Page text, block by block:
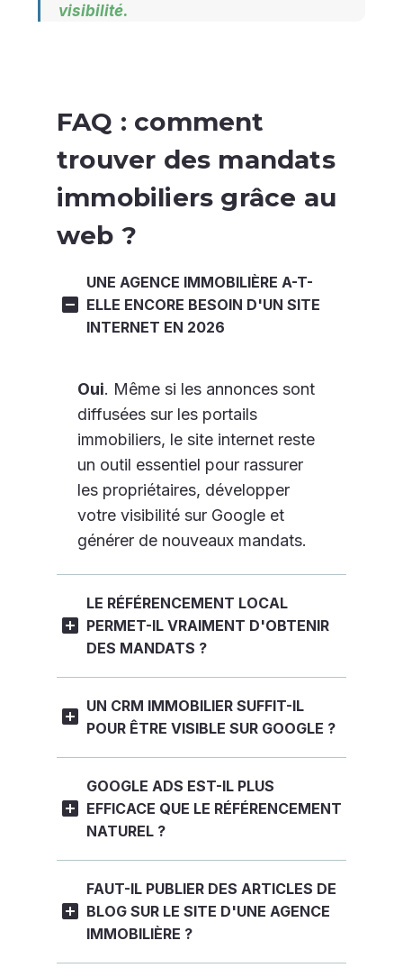
visibilité.
FAQ : comment
trouver des mandats
immobiliers grâce au
web ?
UNE AGENCE IMMOBILIÈRE A-T-
ELLE ENCORE BESOIN D'UN SITE
INTERNET EN 2026
Oui. Même si les annonces sont
diffusées sur les portails
immobiliers, le site internet reste
un outil essentiel pour rassurer
les propriétaires, développer
votre visibilité sur Google et
générer de nouveaux mandats.
LE RÉFÉRENCEMENT LOCAL
PERMET-IL VRAIMENT D'OBTENIR
DES MANDATS ?
UN CRM IMMOBILIER SUFFIT-IL
POUR ÊTRE VISIBLE SUR GOOGLE ?
GOOGLE ADS EST-IL PLUS
EFFICACE QUE LE RÉFÉRENCEMENT
NATUREL ?
FAUT-IL PUBLIER DES ARTICLES DE
BLOG SUR LE SITE D'UNE AGENCE
IMMOBILIÈRE ?